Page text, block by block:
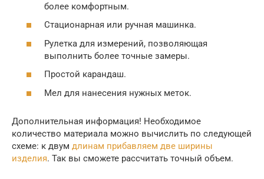
более комфортным.
Стационарная или ручная машинка.
Рулетка для измерений, позволяющая
выполнить более точные замеры.
Простой карандаш.
Мел для нанесения нужных меток.
Дополнительная информация! Необходимое
количество материала можно вычислить по следующей
схеме: к двум длинам прибавляем две ширины
изделия. Так вы сможете рассчитать точный объем.